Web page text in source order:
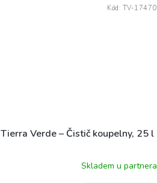
Tierra Verde – Čistič koupelny, 25 l
Skladem u partnera
Kód: TV-17470